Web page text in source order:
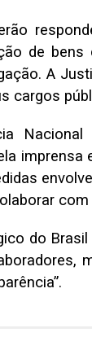
de
A
cargos
imprensa
do